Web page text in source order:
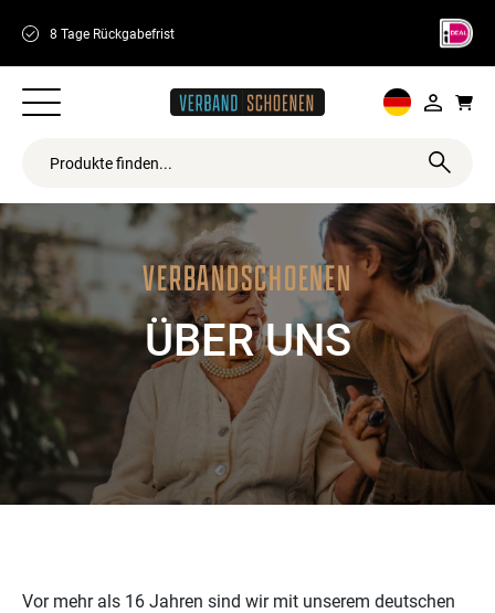
8 Tage Rückgabefrist Schnelle
VERBANDSCHOENEN
ÜBER UNS
Vor mehr als 16 Jahren sind wir mit unserem deutschen